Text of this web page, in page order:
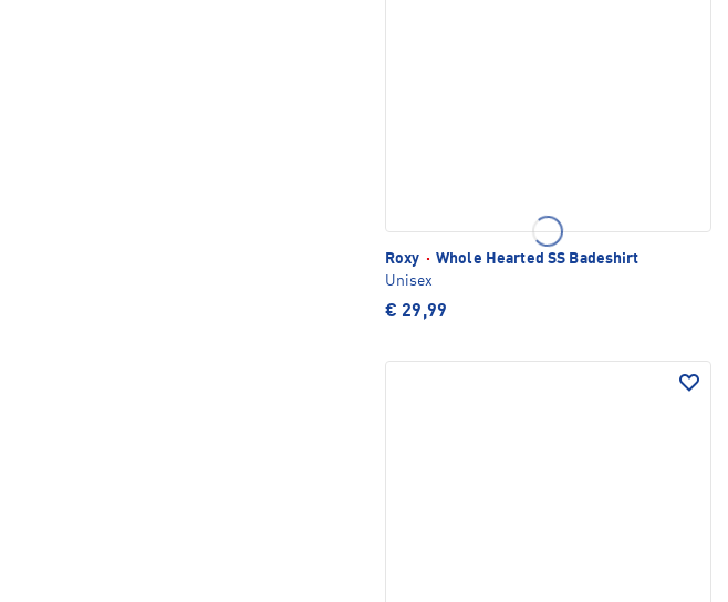
Roxy · Whole Hearted SS Badeshirt
Unisex
€ 29,99